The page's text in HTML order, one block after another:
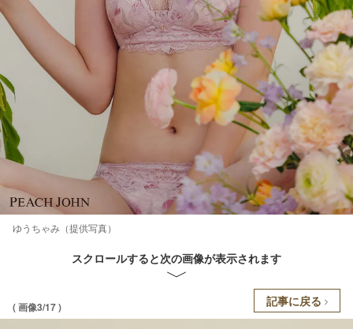
ゆうちゃみ（提供写真）
スクロールすると次の画像が表示されます
( 画像3/17 ) 記事に戻る